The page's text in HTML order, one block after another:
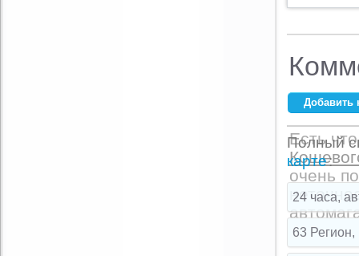
Ваше имя:
E-mail:*
Комментарий:
Добавить
Полный
карте:
24 часа,
63 Регион,
Есть
очень